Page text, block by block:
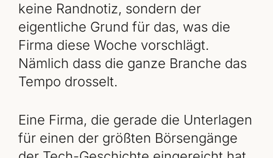
keine Randnotiz, sondern der
eigentliche Grund für das, was die
Firma diese Woche vorschlägt.
Nämlich dass die ganze Branche das
Tempo drosselt.
Eine Firma, die gerade die Unterlagen
für einen der größten Börsengänge